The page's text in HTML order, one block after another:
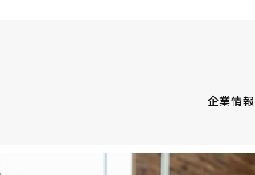
企業情報